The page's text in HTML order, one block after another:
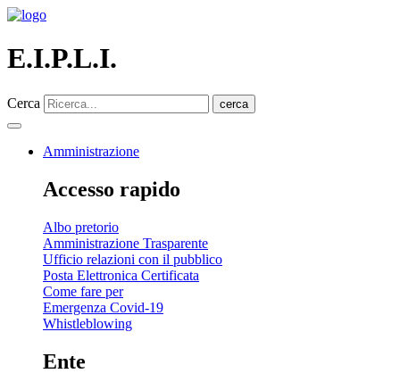
E.I.P.L.I.
Cerca cerca
Amministrazione
Accesso rapido
Albo pretorio
Amministrazione Trasparente
Ufficio relazioni con il pubblico
Posta Elettronica Certificata
Come fare per
Emergenza Covid-19
Whistleblowing
Ente